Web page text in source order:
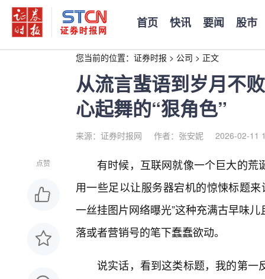
首页 快讯 要闻 股市
您当前的位置： 证券时报 > 公司 > 正文
从流言蜚语到岁月不
心起舞的“狠角色”
来源：证券时报网 作者：张安妮 2026-02-11
点赞
有时候，互联网就像一个巨大的
用一些足以让服务器宕机的惊悚标题
一丝挂图片网络曝光”这种充满古早味
落或者营销号的笔下蠢蠢欲动。
说实话，看到这类标题，我的第一